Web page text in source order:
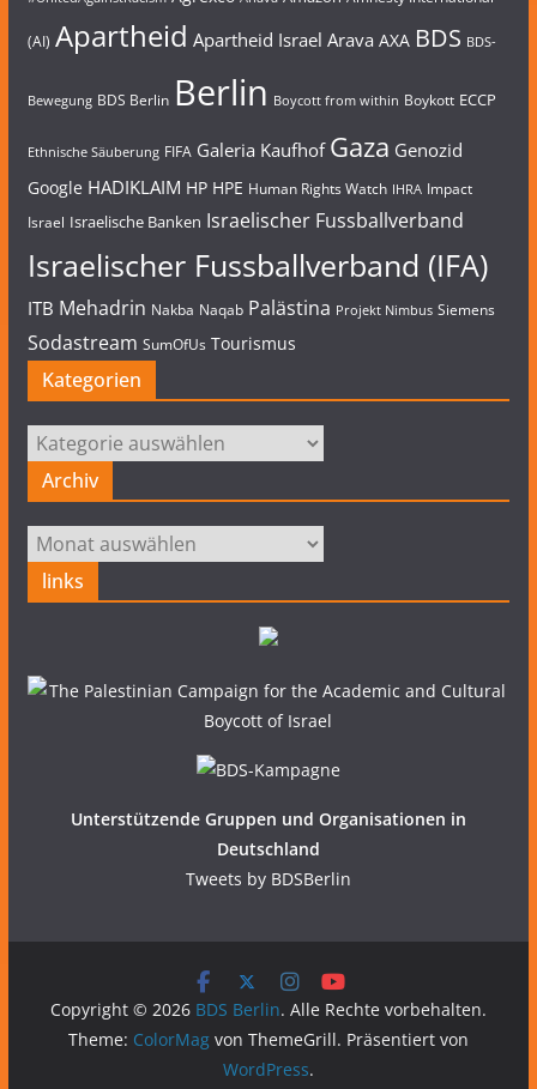
(AI) Apartheid Apartheid Israel Arava AXA BDS BDS-
Bewegung BDS Berlin Berlin Boycott from within Boykott ECCP
Ethnische Säuberung FIFA Galeria Kaufhof Gaza Genozid
Google HADIKLAIM HP HPE Human Rights Watch IHRA Impact
Israel Israelische Banken Israelischer Fussballverband
Israelischer Fussballverband (IFA)
ITB Mehadrin Nakba Naqab Palästina Projekt Nimbus Siemens
Sodastream SumOfUs Tourismus
Kategorien
Kategorien
Archiv
Archiv
links
Unterstützende Gruppen und Organisationen in
Deutschland
Tweets by BDSBerlin
Copyright © 2026 BDS Berlin. Alle Rechte vorbehalten.
Theme: ColorMagvon ThemeGrill. Präsentiert von
WordPress.